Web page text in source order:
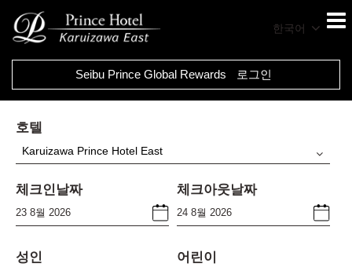
한국어
Seibu Prince Global Rewards 로그인
호텔
Karuizawa Prince Hotel East
체크인날짜 체크아웃날짜
성인 어린이